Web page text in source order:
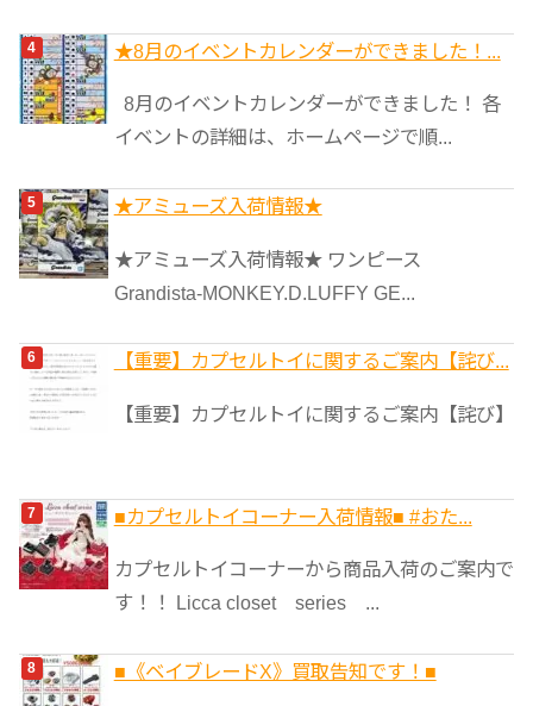
★8月のイベントカレンダーができました！...
8月のイベントカレンダーができました！ 各
イベントの詳細は、ホームページで順...
★アミューズ入荷情報★
★アミューズ入荷情報★ ワンピース
Grandista-MONKEY.D.LUFFY GE...
【重要】カプセルトイに関するご案内【詫び...
【重要】カプセルトイに関するご案内【詫び】
■カプセルトイコーナー入荷情報■ #おた...
カプセルトイコーナーから商品入荷のご案内で
す！！ Licca closet series ...
■《ベイブレードX》買取告知です！■